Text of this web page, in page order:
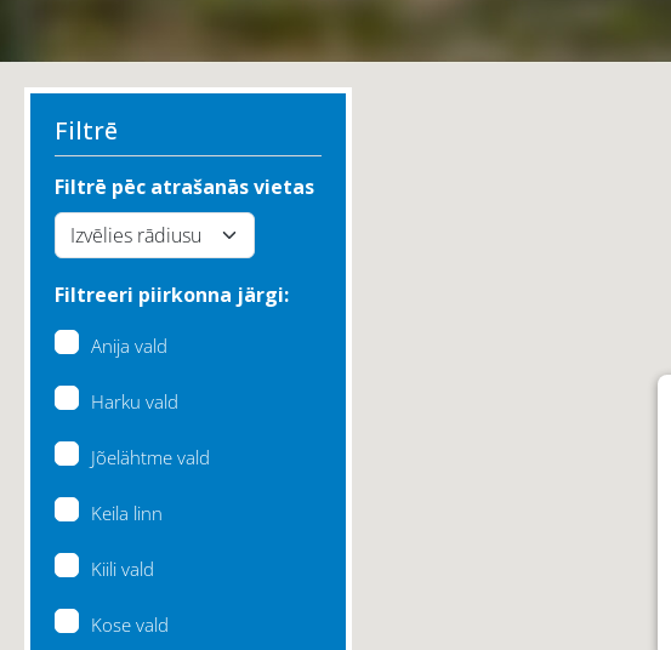
Filtrē
Filtrē pēc atrašanās vietas
Filtreeri piirkonna järgi:
Anija vald
Harku vald
Jõelähtme vald
Keila linn
Kiili vald
Kose vald